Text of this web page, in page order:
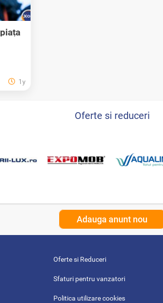
1y
Oferte si reduceri
Adauga anunt nou
Oferte si Reduceri
Sfaturi pentru vanzatori
Politica utilizare cookies